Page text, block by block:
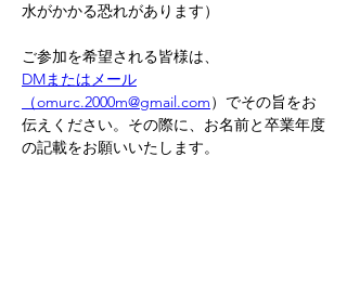
水がかかる恐れがあります）
ご参加を希望される皆様は、
DMまたはメール
（omurc.2000m@gmail.com）でその旨をお
伝えください。その際に、お名前と卒業年度
の記載をお願いいたします。